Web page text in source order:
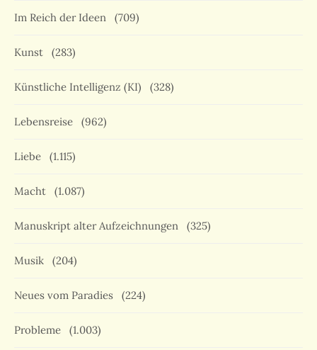
Im Reich der Ideen (709)
Kunst (283)
Künstliche Intelligenz (KI) (328)
Lebensreise (962)
Liebe (1.115)
Macht (1.087)
Manuskript alter Aufzeichnungen (325)
Musik (204)
Neues vom Paradies (224)
Probleme (1.003)